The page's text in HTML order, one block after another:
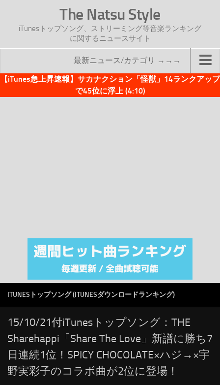
The Natsu Style
iTunesトップソング、ストリーミング等音楽ランキング
に関するニュースサイト
最新ニュース/カテゴリ →→→
TOP
注目カテゴリ
オリジナルiTunes週間トップソング
RSS
LINKS
【iTunes急上昇速報】サカナクション「怪獣」14ランクアップ
で45位に浮上 (4:10)
ITUNESトップソング (ITUNESダウンロードランキング)
15/10/21付iTunesトップソング：THE
Sharehappi「Share The Love」新譜に勝ち7
日連続1位！SPICY CHOCOLATE×ハジ→×宇
野実彩子のコラボ曲が2位に登場！